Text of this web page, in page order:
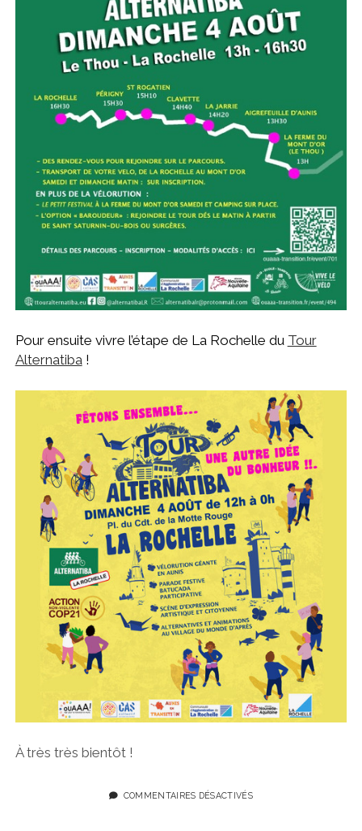
Pour ensuite vivre l’étape de La Rochelle du Tour
Alternatiba!
À très très bientôt !
COMMENTAIRES DÉSACTIVÉS